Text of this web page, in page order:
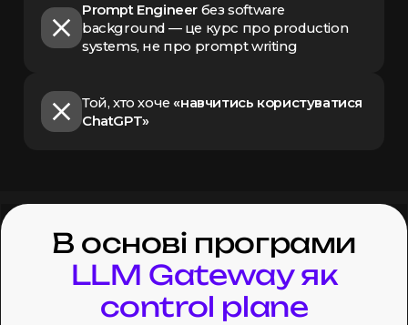
Prompt Engineer без software
background — це курс про production
systems, не про prompt writing
Той, хто хоче «навчитись користуватися
ChatGPT»
В основі програми
LLM Gateway як
control plane